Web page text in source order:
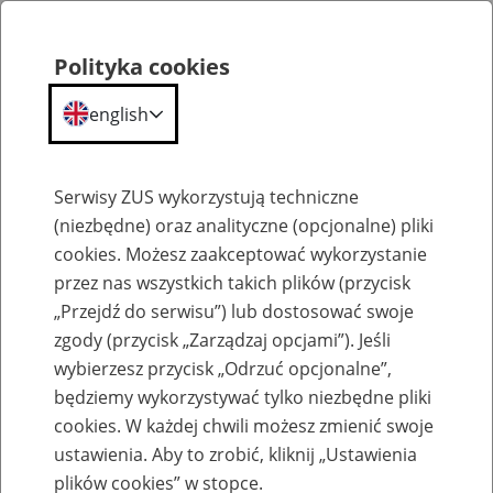
Szkolenia
Zaproś ZUS do siebie: Aktywni 50+
Polityka cookies
english
Serwisy ZUS wykorzystują techniczne
(niezbędne) oraz analityczne (opcjonalne) pliki
cookies. Możesz zaakceptować wykorzystanie
przez nas wszystkich takich plików (przycisk
„Przejdź do serwisu”) lub dostosować swoje
zgody (przycisk „Zarządzaj opcjami”). Jeśli
wybierzesz przycisk „Odrzuć opcjonalne”,
będziemy wykorzystywać tylko niezbędne pliki
cookies. W każdej chwili możesz zmienić swoje
ustawienia. Aby to zrobić, kliknij „Ustawienia
plików cookies” w stopce.